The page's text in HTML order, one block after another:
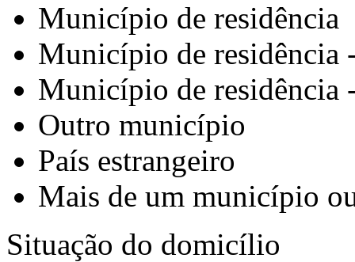
Município de residência
Município de residência
Município de residência
Outro município
País estrangeiro
Mais de um município
Situação do domicílio